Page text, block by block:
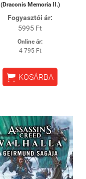
(Draconis Memoria II.)
Fogyasztói ár:
5995 Ft
Online ár:
4 795 Ft
 KOSÁRBA